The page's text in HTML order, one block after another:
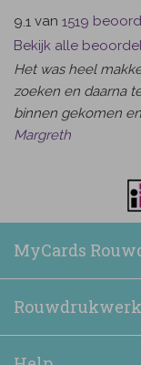
9.1 van 1519
Bekijk alle
Het was heel
zoeken en daarna
binnen gekomen
Margreth
MyCards
Rouwdrukwerk